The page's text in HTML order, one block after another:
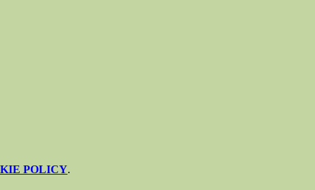
POLICY.